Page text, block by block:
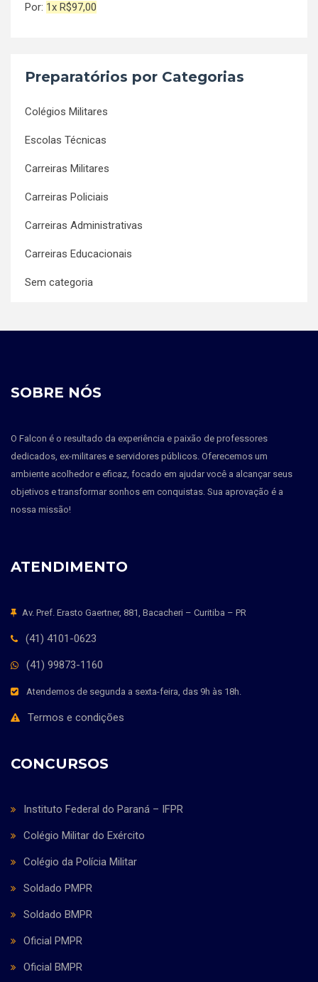
Por: 1x R$97,00
Preparatórios por Categorias
Colégios Militares
Escolas Técnicas
Carreiras Militares
Carreiras Policiais
Carreiras Administrativas
Carreiras Educacionais
Sem categoria
SOBRE NÓS
O Falcon é o resultado da experiência e paixão de professores
dedicados, ex-militares e servidores públicos. Oferecemos um
ambiente acolhedor e eficaz, focado em ajudar você a alcançar seus
objetivos e transformar sonhos em conquistas. Sua aprovação é a
nossa missão!
ATENDIMENTO
Av. Pref. Erasto Gaertner, 881, Bacacheri – Curitiba – PR
(41) 4101-0623
(41) 99873-1160
Atendemos de segunda a sexta-feira, das 9h às 18h.
Termos e condições
CONCURSOS
Instituto Federal do Paraná – IFPR
Colégio Militar do Exército
Colégio da Polícia Militar
Soldado PMPR
Soldado BMPR
Oficial PMPR
Oficial BMPR